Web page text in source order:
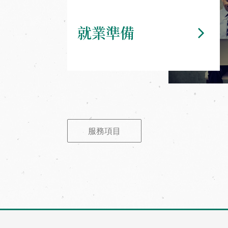
就業準備
服務項目